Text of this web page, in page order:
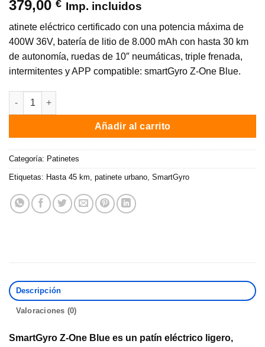
379,00 € Imp. incluidos
atinete eléctrico certificado con una potencia máxima de
400W 36V, batería de litio de 8.000 mAh con hasta 30 km
de autonomía, ruedas de 10″ neumáticas, triple frenada,
intermitentes y APP compatible: smartGyro Z-One Blue.
Patinete eléctrico smartGyro Z-One Blue / 400W / Autonomia
Añadir al carrito
Categoría: Patinetes
Etiquetas: Hasta 45 km, patinete urbano, SmartGyro
Descripción
Valoraciones (0)
SmartGyro Z-One Blue es un patín eléctrico ligero,